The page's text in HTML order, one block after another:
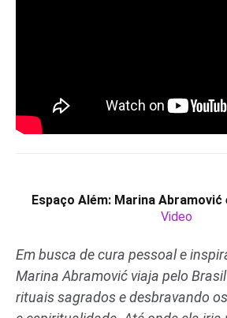
Espaço Além: Marina Abramović
Video
Em busca de cura pessoal e
Marina Abramović viaja pelo
rituais sagrados e desbravando